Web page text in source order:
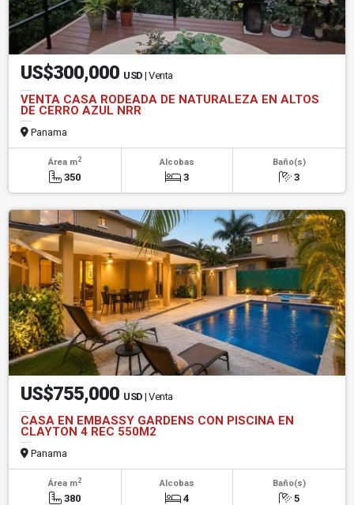
US$300,000 USD | Venta
VENTA CASA RODEADA DE NATURALEZA EN ALTOS
DE CERRO AZUL NRR
Panama
Área m2
350
Alcobas
3
Baño(s)
3
US$755,000 USD | Venta
CASA EN EMBASSY GARDENS CON PISCINA EN
CLAYTON 4 REC 550M2
Panama
Área m2
380
Alcobas
4
Baño(s)
5